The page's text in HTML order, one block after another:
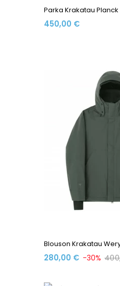
Parka Krakatau Planck
450,00 €
280,00 € -30%